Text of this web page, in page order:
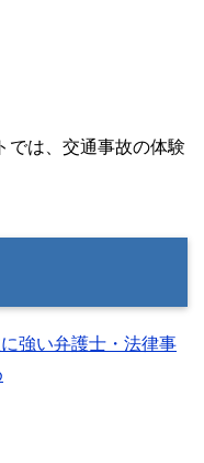
では、交通事故の体験
強い弁護士・法律事